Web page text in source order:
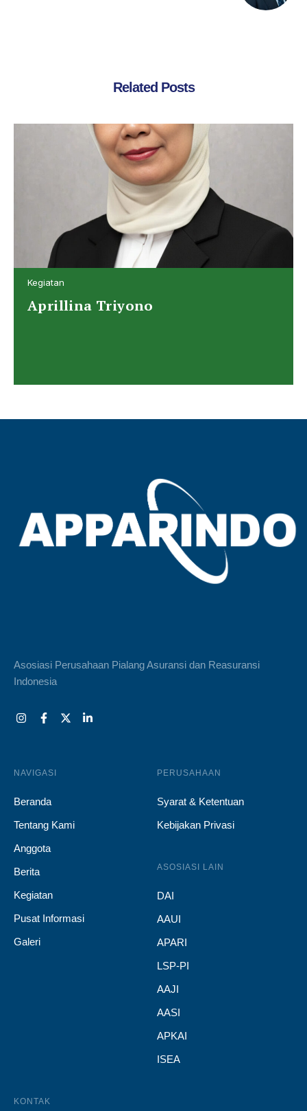
Related Posts
Kegiatan
Aprillina Triyono
Asosiasi Perusahaan Pialang Asuransi dan Reasuransi
Indonesia
NAVIGASI
Beranda
Tentang Kami
Anggota
Berita
Kegiatan
Pusat Informasi
Galeri
PERUSAHAAN
Syarat & Ketentuan
Kebijakan Privasi
ASOSIASI LAIN
DAI
AAUI
APARI
LSP-PI
AAJI
AASI
APKAI
ISEA
KONTAK